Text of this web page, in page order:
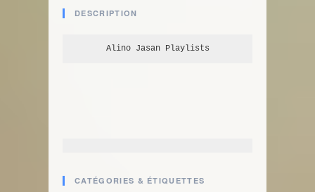
DESCRIPTION
Alino Jasan Playlists
CATÉGORIES & ÉTIQUETTES